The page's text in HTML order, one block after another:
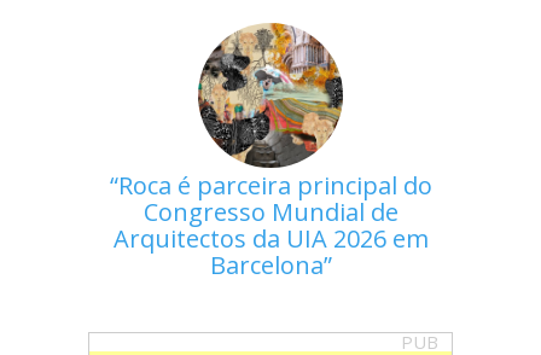
Roca é parceira principal do
Congresso Mundial de
Arquitectos da UIA 2026 em
Barcelona
PUB